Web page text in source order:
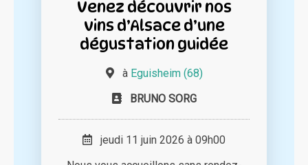
Venez découvrir nos
vins d’Alsace d’une
dégustation guidée
à Eguisheim (68)
BRUNO SORG
jeudi 11 juin 2026 à 09h00